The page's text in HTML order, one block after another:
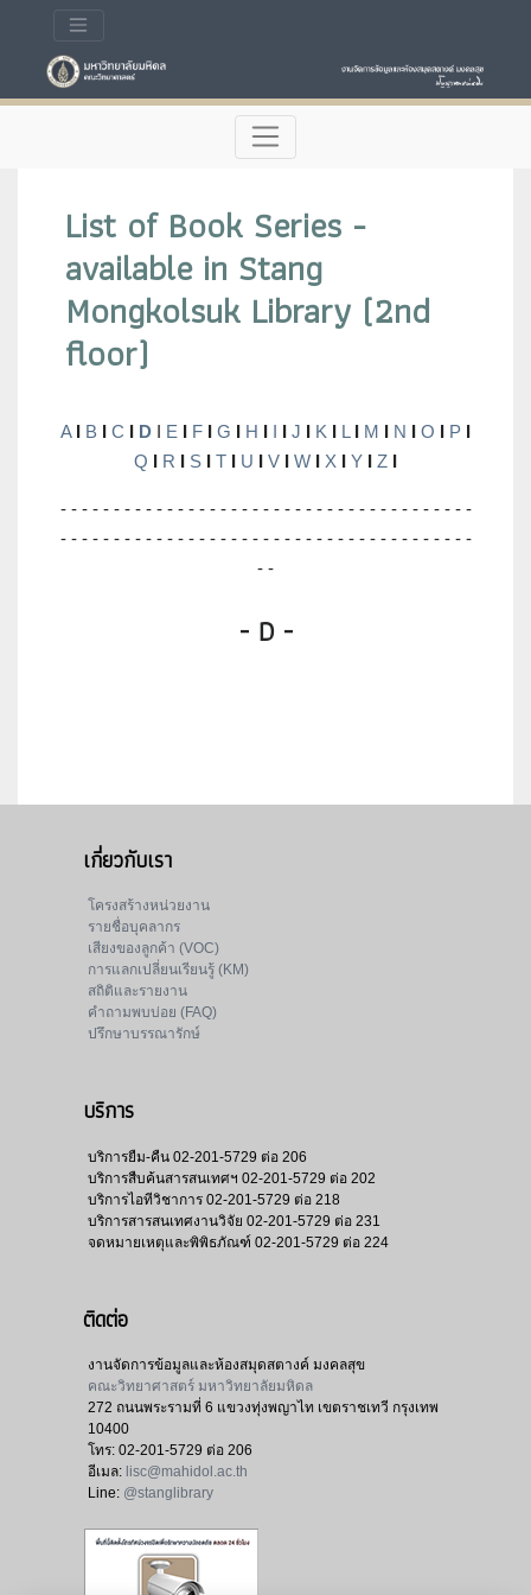
List of Book Series -
available in Stang
Mongkolsuk Library (2nd
floor)
A I B I C I D I E I F I G I H I I I J I K I L I M I N I O I P I
Q I R I S I T I U I V I W I X I Y I Z I
- - - - - - - - - - - - - - - - - - - - - - - - - - - - - - - - - - - - - - -
- - - - - - - - - - - - - - - - - - - - - - - - - - - - - - - - - - - - - - -
- -
- D -
เกี่ยวกับเรา
โครงสร้างหน่วยงาน
รายชื่อบุคลากร
เสียงของลูกค้า (VOC)
การแลกเปลี่ยนเรียนรู้ (KM)
สถิติและรายงาน
คำถามพบบ่อย (FAQ)
ปรึกษาบรรณารักษ์
บริการ
บริการยืม-คืน 02-201-5729 ต่อ 206
บริการสืบค้นสารสนเทศฯ 02-201-5729 ต่อ 202
บริการไอทีวิชาการ 02-201-5729 ต่อ 218
บริการสารสนเทศงานวิจัย 02-201-5729 ต่อ 231
จดหมายเหตุและพิพิธภัณฑ์ 02-201-5729 ต่อ 224
ติดต่อ
งานจัดการข้อมูลและห้องสมุดสตางค์ มงคลสุข
คณะวิทยาศาสตร์ มหาวิทยาลัยมหิดล
272 ถนนพระรามที่ 6 แขวงทุ่งพญาไท เขตราชเทวี กรุงเทพ
10400
โทร: 02-201-5729 ต่อ 206
อีเมล: lisc@mahidol.ac.th
Line: @stanglibrary